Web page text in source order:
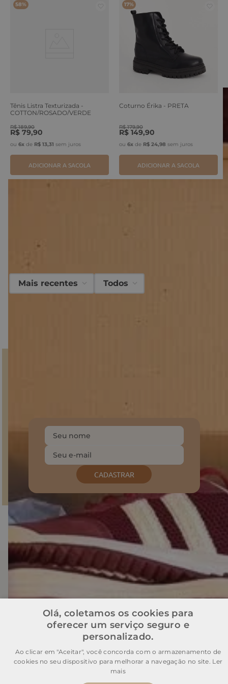
58%
Tênis Listra Texturizada -
COTTON/ROSADO/VERDE
R$ 189,90
R$ 79,90
ou 6x de R$ 13,31 sem juros
ADICIONAR A SACOLA
17%
Coturno Érika - PRETA
R$ 179,90
R$ 149,90
ou 6x de R$ 24,98 sem juros
ADICIONAR A SACOLA
Mais recentes Todos
mundo Sonho dos Pés, descontos e produtos
CADASTRAR
Baixe o nosso APP
Institucional
Olá, coletamos os cookies para
oferecer um serviço seguro e
personalizado.
Ao clicar em "Aceitar", você concorda com o armazenamento de
cookies no seu dispositivo para melhorar a navegação no site. Ler
mais